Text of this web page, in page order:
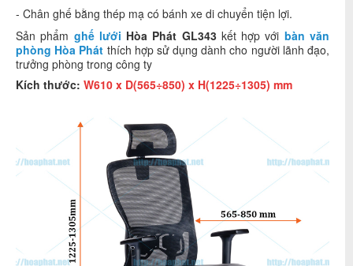
- Chân ghế bằng thép mạ có bánh xe di chuyển tiện lợi.
Sản phẩm ghế lưới Hòa Phát GL343kết hợp với bàn văn
phòng Hòa Phát thích hợp sử dụng dành cho người lãnh đạo,
trưởng phòng trong công ty
Kích thước: W610 x D(565÷850) x H(1225÷1305) mm